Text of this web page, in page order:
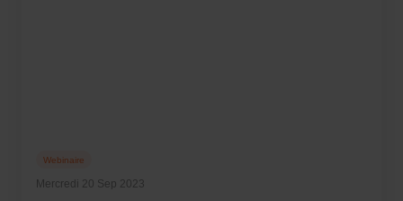
Mercredi 20 Sep 2023
Webinaire